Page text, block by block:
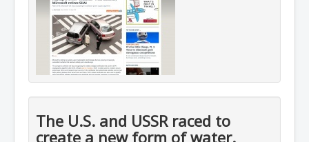
The U.S. and USSR raced to
create a new form of water.